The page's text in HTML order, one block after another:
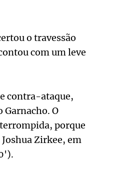
o travessão
com um leve
contra-ataque,
O
porque
Zirkee, em